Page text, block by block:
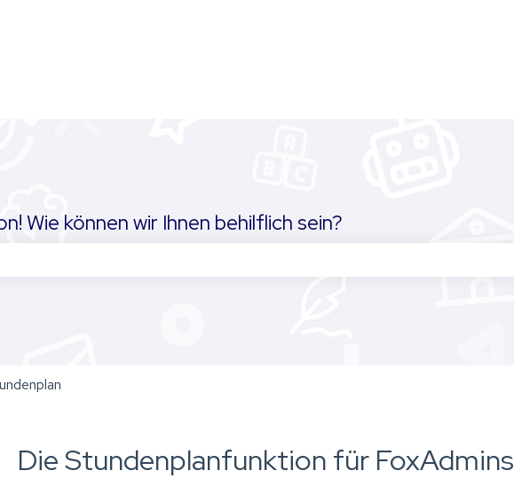
Wie können wir Ihnen behilflich sein?
Die Stundenplanfunktion für FoxAdmins